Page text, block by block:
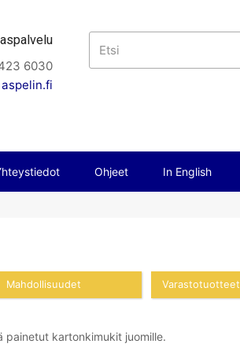
6030
Ohjeet In English
Mahdollisuudet Varastotuotteet
painetut kartonkimukit juomille.